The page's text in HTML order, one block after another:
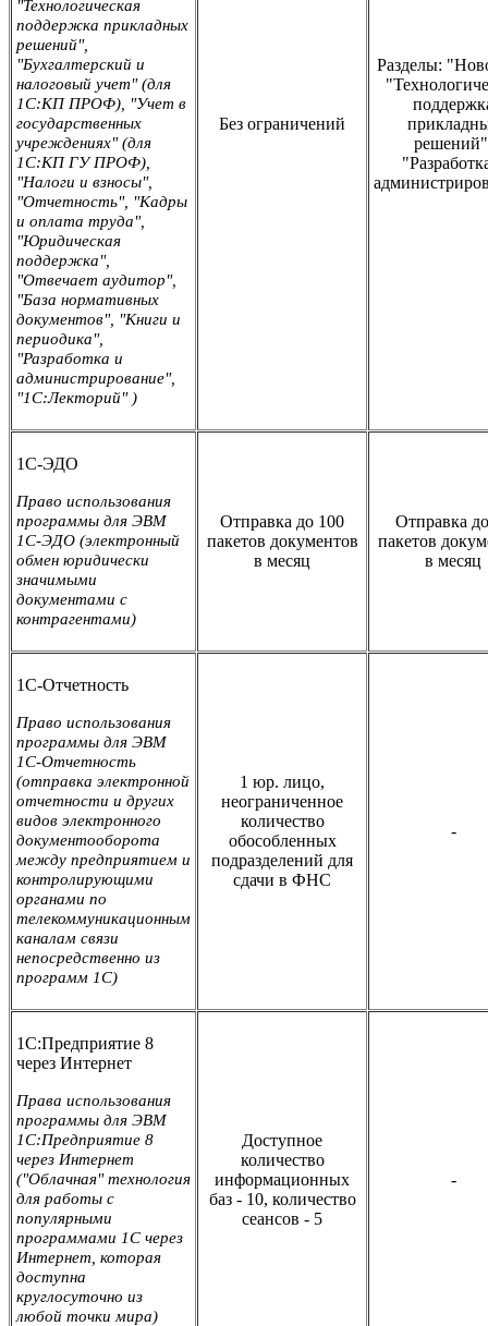
"Технологическая
поддержка прикладных
решений",
"Бухгалтерский и
налоговый учет" (для
1С:КП ПРОФ), "Учет в
государственных
учреждениях" (для
1С:КП ГУ ПРОФ),
"Налоги и взносы",
"Отчетность", "Кадры
и оплата труда",
"Юридическая
поддержка",
"Отвечает аудитор",
"База нормативных
документов", "Книги и
периодика",
"Разработка и
администрирование",
"1С:Лекторий" )
Без ограничений
Разделы:
1С-ЭДО
Право использования
программы для ЭВМ
1С-ЭДО (электронный
обмен юридически
значимыми
документами с
контрагентами)
Отправка до 100
пакетов документов
в месяц
Отправка
пакетов
в месяц
1С-Отчетность
Право использования
программы для ЭВМ
1С-Отчетность
(отправка электронной
отчетности и других
видов электронного
документооборота
между предприятием и
контролирующими
органами по
телекоммуникационным
каналам связи
непосредственно из
программ 1С)
1 юр. лицо,
неограниченное
количество
обособленных
подразделений для
сдачи в ФНС
-
1С:Предприятие 8
через Интернет
Права использования
программы для ЭВМ
1С:Предприятие 8
через Интернет
("Облачная" технология
для работы с
популярными
программами 1С через
Интернет, которая
доступна
круглосуточно из
любой точки мира)
Доступное
количество
информационных
баз - 10, количество
сеансов - 5
-